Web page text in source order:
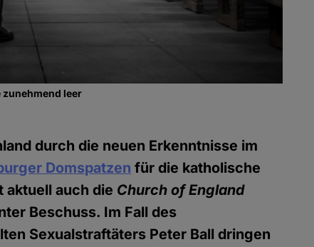
zunehmend leer
durch die neuen Erkenntnisse im
Domspatzen für die katholische
aktuell auch die Church of England
Beschuss. Im Fall des
Sexualstraftäters Peter Ball dringen